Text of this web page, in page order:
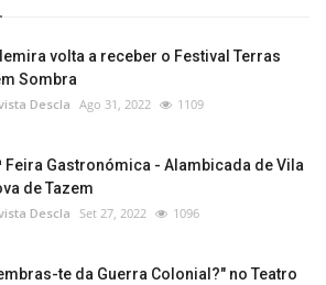
volta a receber o Festival Terras
Sombra
Descla Ago 31, 2022 1109
Feira Gastronómica - Alambicada de Vila
de Tazem
Descla Set 27, 2022 1096
te da Guerra Colonial?" no Teatro